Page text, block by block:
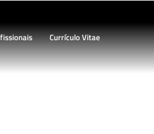
Currículo Vitae